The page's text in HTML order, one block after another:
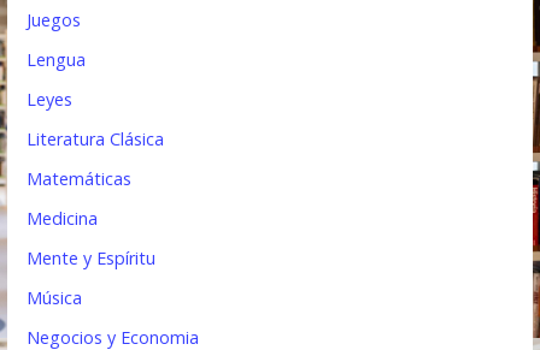
Juegos
Lengua
Leyes
Literatura Clásica
Matemáticas
Medicina
Mente y Espíritu
Música
Negocios y Economia